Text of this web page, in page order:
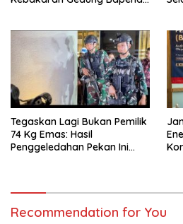
Tegaskan Lagi Bukan Pemilik
74 Kg Emas: Hasil
Penggeledahan Pekan Ini
Recommendation for You